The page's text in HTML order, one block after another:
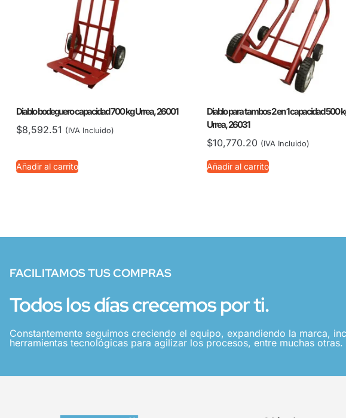
Diablo bodeguero capacidad 700 kg Urrea, 26001
$8,592.51 (IVA Incluido)
Añadir al carrito
Diablo para tambos 2 en 1 capacidad 500
Urrea, 26031
$10,770.20 (IVA Incluido)
Añadir al carrito
FACILITAMOS TUS COMPRAS
Todos los días crecemos por ti.
Constantemente seguimos creciendo el equipo, expandiendo la marca,
herramientas tecnológicas para agilizar los procesos, entre muchas